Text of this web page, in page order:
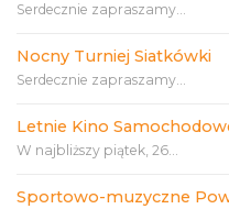
Serdecznie zapraszamy...
Nocny Turniej Siatkówki
Serdecznie zapraszamy...
Letnie Kino
W najbliższy piątek, 26...
Sportowo-muzyczne